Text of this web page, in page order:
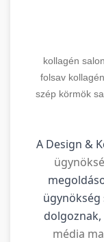
kollagén
folsav
szép körmök
A Design &
média